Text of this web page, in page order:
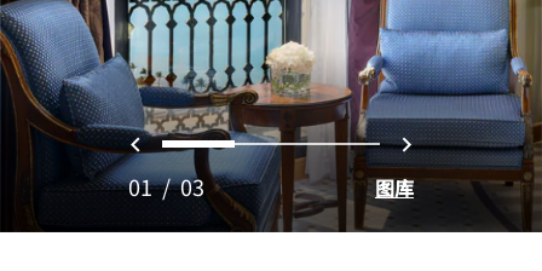
上一页
0 1 2 下一页
01/03 图库